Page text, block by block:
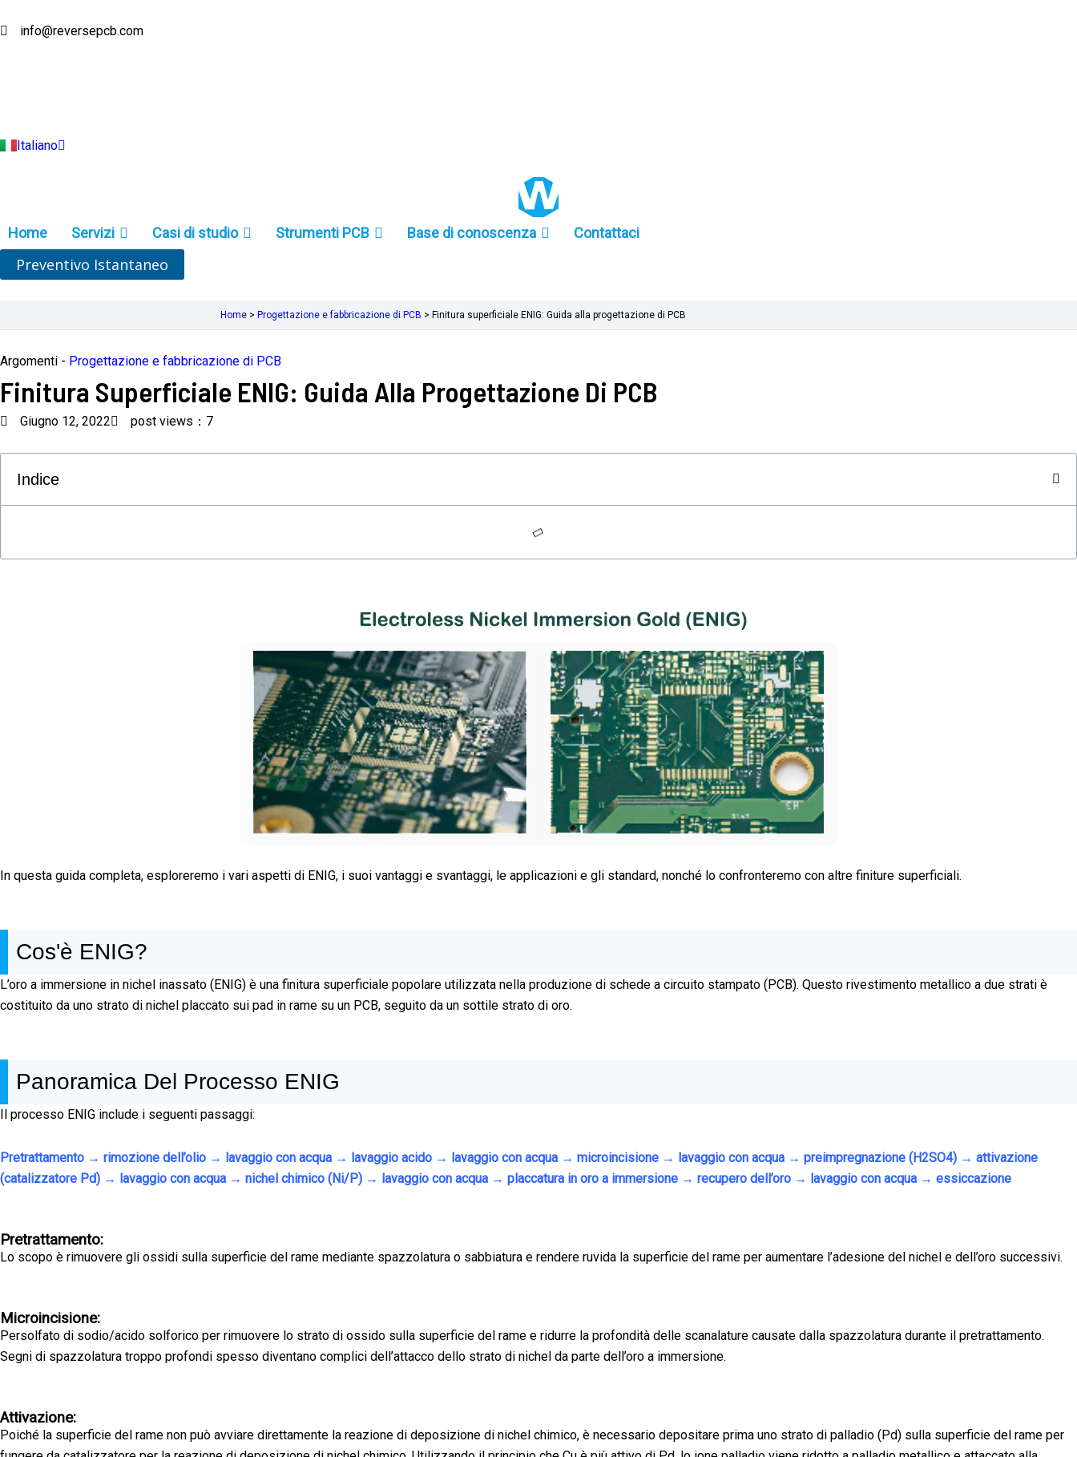
al
info@reversepcb.com
Italiano
English
Indonesia
Home Servizi Casi di studio Strumenti PCB Base di conoscenza Contattaci
Preventivo Istantaneo
Home > Progettazione e fabbricazione di PCB > Finitura superficiale ENIG: Guida alla progettazione di PCB
Argomenti - Progettazione e fabbricazione di PCB
Finitura Superficiale ENIG: Guida Alla Progettazione Di PCB
Giugno 12, 2022 post views：7
Indice
In questa guida completa, esploreremo i vari aspetti di ENIG, i suoi vantaggi e svantaggi, le applicazioni e gli standard, nonché lo confronteremo con altre finiture superficiali.
Cos'è ENIG?
L’oro a immersione in nichel inassato (ENIG) è una finitura superficiale popolare utilizzata nella produzione di schede a circuito stampato (PCB). Questo rivestimento metallico a due strati è
costituito da uno strato di nichel placcato sui pad in rame su un PCB, seguito da un sottile strato di oro.
Panoramica Del Processo ENIG
Il processo ENIG include i seguenti passaggi:
Pretrattamento → rimozione dell’olio → lavaggio con acqua → lavaggio acido → lavaggio con acqua → microincisione → lavaggio con acqua → preimpregnazione (H2SO4) → attivazione
(catalizzatore Pd) → lavaggio con acqua → nichel chimico (Ni/P) → lavaggio con acqua → placcatura in oro a immersione → recupero dell’oro → lavaggio con acqua → essiccazione
Pretrattamento:
Lo scopo è rimuovere gli ossidi sulla superficie del rame mediante spazzolatura o sabbiatura e rendere ruvida la superficie del rame per aumentare l’adesione del nichel e dell’oro successivi.
Microincisione:
Persolfato di sodio/acido solforico per rimuovere lo strato di ossido sulla superficie del rame e ridurre la profondità delle scanalature causate dalla spazzolatura durante il pretrattamento.
Segni di spazzolatura troppo profondi spesso diventano complici dell’attacco dello strato di nichel da parte dell’oro a immersione.
Attivazione:
Poiché la superficie del rame non può avviare direttamente la reazione di deposizione di nichel chimico, è necessario depositare prima uno strato di palladio (Pd) sulla superficie del rame per